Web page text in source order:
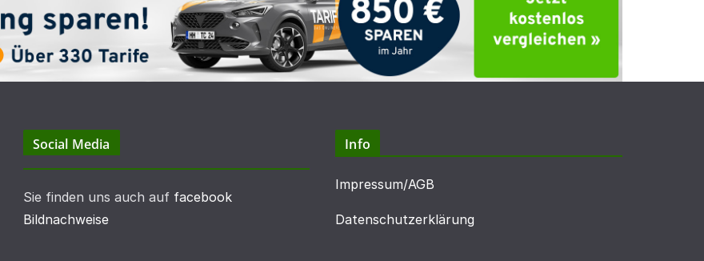
Social Media
Sie finden uns auch auf facebook
Bildnachweise
Info
Impressum/AGB
Datenschutzerklärung